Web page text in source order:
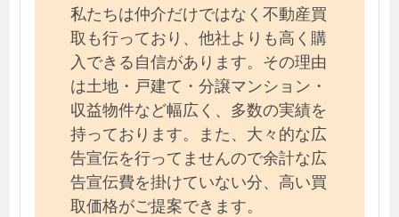
私たちは仲介だけではなく不動産買
取も行っており、他社よりも高く購
入できる自信があります。その理由
は土地・戸建て・分譲マンション・
収益物件など幅広く、多数の実績を
持っております。また、大々的な広
告宣伝を行ってませんので余計な広
告宣伝費を掛けていない分、高い買
取価格がご提案できます。